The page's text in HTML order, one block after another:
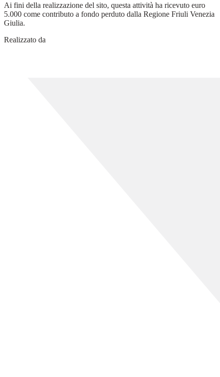
Ai fini della realizzazione del sito, questa attività ha ricevuto euro
5.000 come contributo a fondo perduto dalla Regione Friuli Venezia
Giulia.
Realizzato da